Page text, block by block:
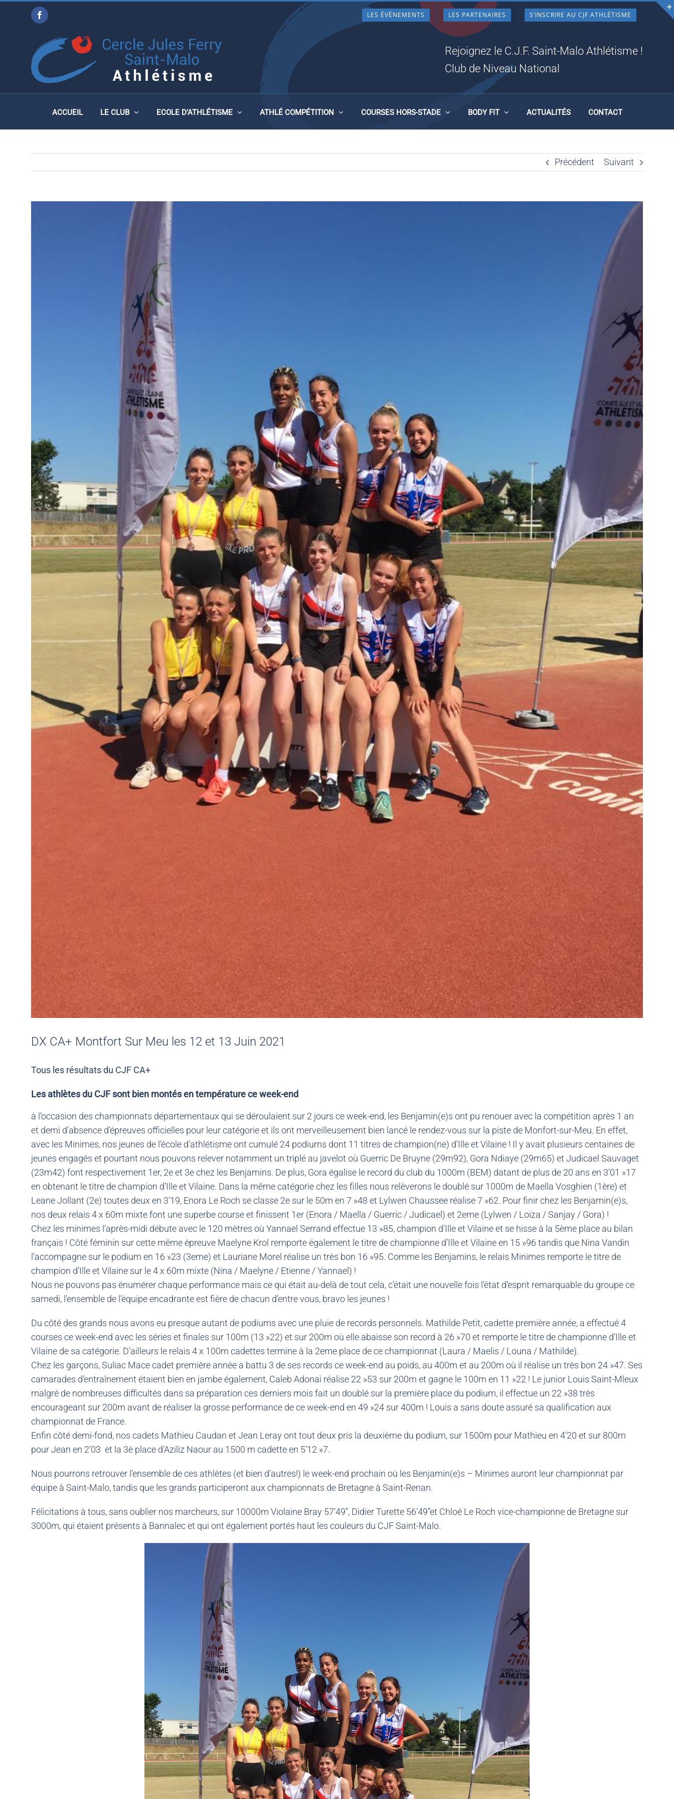
Facebook LES ÉVÈNEMENTS LES PARTENAIRES S’INSCRIRE AU CJF ATHLÉTISME
Rejoignez le C.J.F. Saint-Malo Athlétisme !
Club de Niveau National
ACCUEIL LE CLUB ECOLE D’ATHLÉTISME ATHLÉ COMPÉTITION COURSES HORS-STADE BODY FIT ACTUALITÉS CONTACT
DX CA+ MONTFORT SUR MEU LES 12 ET 13 JUIN 2021
Précédent Suivant
DX CA+ Montfort Sur Meu les 12 et 13 Juin 2021
Tous les résultats du CJF CA+
Les athlètes du CJF sont bien montés en température ce week-end
à l’occasion des championnats départementaux qui se déroulaient sur 2 jours ce week-end, les Benjamin(e)s ont pu renouer avec la compétition après 1 an
et demi d’absence d’épreuves officielles pour leur catégorie et ils ont merveilleusement bien lancé le rendez-vous sur la piste de Monfort-sur-Meu. En effet,
avec les Minimes, nos jeunes de l’école d’athlétisme ont cumulé 24 podiums dont 11 titres de champion(ne) d’Ille et Vilaine ! Il y avait plusieurs centaines de
jeunes engagés et pourtant nous pouvons relever notamment un triplé au javelot où Guerric De Bruyne (29m92), Gora Ndiaye (29m65) et Judicael Sauvaget
(23m42) font respectivement 1er, 2e et 3e chez les Benjamins. De plus, Gora égalise le record du club du 1000m (BEM) datant de plus de 20 ans en 3’01 »17
en obtenant le titre de champion d’Ille et Vilaine. Dans la même catégorie chez les filles nous relèverons le doublé sur 1000m de Maella Vosghien (1ère) et
Leane Jollant (2e) toutes deux en 3’19, Enora Le Roch se classe 2e sur le 50m en 7 »48 et Lylwen Chaussee réalise 7 »62. Pour finir chez les Benjamin(e)s,
nos deux relais 4 x 60m mixte font une superbe course et finissent 1er (Enora / Maella / Guerric / Judicael) et 2eme (Lylwen / Loiza / Sanjay / Gora) !
Chez les minimes l’après-midi débute avec le 120 mètres où Yannael Serrand effectue 13 »85, champion d’Ille et Vilaine et se hisse à la 5ème place au bilan
français ! Côté féminin sur cette même épreuve Maelyne Krol remporte également le titre de championne d’Ille et Vilaine en 15 »96 tandis que Nina Vandin
l’accompagne sur le podium en 16 »23 (3eme) et Lauriane Morel réalise un très bon 16 »95. Comme les Benjamins, le relais Minimes remporte le titre de
champion d’Ille et Vilaine sur le 4 x 60m mixte (Nina / Maelyne / Etienne / Yannael) !
Nous ne pouvons pas énumérer chaque performance mais ce qui était au-delà de tout cela, c’était une nouvelle fois l’état d’esprit remarquable du groupe ce
samedi, l’ensemble de l’équipe encadrante est fière de chacun d’entre vous, bravo les jeunes !
Du côté des grands nous avons eu presque autant de podiums avec une pluie de records personnels. Mathilde Petit, cadette première année, a effectué 4
courses ce week-end avec les séries et finales sur 100m (13 »22) et sur 200m où elle abaisse son record à 26 »70 et remporte le titre de championne d’Ille et
Vilaine de sa catégorie. D’ailleurs le relais 4 x 100m cadettes termine à la 2eme place de ce championnat (Laura / Maelis / Louna / Mathilde).
Chez les garçons, Suliac Mace cadet première année a battu 3 de ses records ce week-end au poids, au 400m et au 200m où il réalise un très bon 24 »47. Ses
camarades d’entraînement étaient bien en jambe également, Caleb Adonai réalise 22 »53 sur 200m et gagne le 100m en 11 »22 ! Le junior Louis Saint-Mleux
malgré de nombreuses difficultés dans sa préparation ces derniers mois fait un doublé sur la première place du podium, il effectue un 22 »38 très
encourageant sur 200m avant de réaliser la grosse performance de ce week-end en 49 »24 sur 400m ! Louis a sans doute assuré sa qualification aux
championnat de France.
Enfin côté demi-fond, nos cadets Mathieu Caudan et Jean Leray ont tout deux pris la deuxième du podium, sur 1500m pour Mathieu en 4’20 et sur 800m
pour Jean en 2’03 et la 3è place d’Aziliz Naour au 1500 m cadette en 5’12 »7.
Nous pourrons retrouver l’ensemble de ces athlètes (et bien d’autres!) le week-end prochain où les Benjamin(e)s – Minimes auront leur championnat par
équipe à Saint-Malo, tandis que les grands participeront aux championnats de Bretagne à Saint-Renan.
Félicitations à tous, sans oublier nos marcheurs, sur 10000m Violaine Bray 57‘49’’, Didier Turette 56’49’’et Chloé Le Roch vice-championne de Bretagne sur
3000m, qui étaient présents à Bannalec et qui ont également portés haut les couleurs du CJF Saint-Malo.